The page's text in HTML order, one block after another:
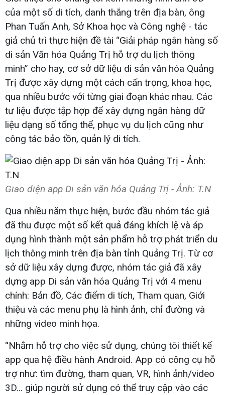
của một số di tích, danh thắng trên địa bàn, ông
Phan Tuấn Anh, Sở Khoa học và Công nghệ - tác
giả chủ trì thực hiện đề tài “Giải pháp ngân hàng số
di sản Văn hóa Quảng Trị hỗ trợ du lịch thông
minh” cho hay, cơ sở dữ liệu di sản văn hóa Quảng
Trị được xây dựng một cách cẩn trọng, khoa học,
qua nhiều bước với từng giai đoạn khác nhau. Các
tư liệu được tập hợp để xây dựng ngân hàng dữ
liệu dạng số tổng thể, phục vụ du lịch cũng như
công tác bảo tồn, quản lý di tích.
Giao diện app Di sản văn hóa Quảng Trị - Ảnh: T.N
Qua nhiều năm thực hiện, bước đầu nhóm tác giả
đã thu được một số kết quả đáng khích lệ và áp
dụng hình thành một sản phẩm hỗ trợ phát triển du
lịch thông minh trên địa bàn tỉnh Quảng Trị. Từ cơ
sở dữ liệu xây dựng được, nhóm tác giả đã xây
dựng app Di sản văn hóa Quảng Trị với 4 menu
chính: Bản đồ, Các điểm di tích, Tham quan, Giới
thiệu và các menu phụ là hình ảnh, chỉ đường và
những video minh họa.
“Nhằm hỗ trợ cho việc sử dụng, chúng tôi thiết kế
app qua hệ điều hành Android. App có công cụ hỗ
trợ như: tìm đường, tham quan, VR, hình ảnh/video
3D... giúp người sử dụng có thể truy cập vào các